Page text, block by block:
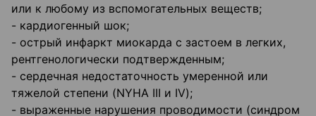
или к любому из вспомогательных веществ;
- кардиогенный шок;
- острый инфаркт миокарда с застоем в легких,
рентгенологически подтвержденным;
- сердечная недостаточность умеренной или
тяжелой степени (NYHA III и IV);
- выраженные нарушения проводимости (синдром